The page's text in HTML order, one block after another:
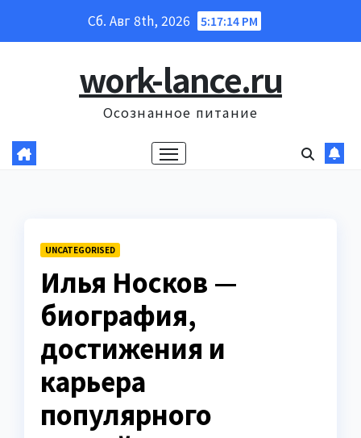
Сб. Авг 8th, 2026 5:17:15 PM
work-lance.ru
Осознанное питание
UNCATEGORISED
Илья Носков —
биография,
достижения и
карьера
популярного